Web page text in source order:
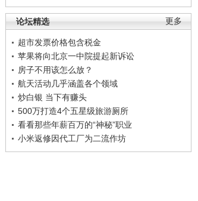
更多
论坛精选
超市发票价格包含税金
苹果将向北京一中院提起新诉讼
房子不用该怎么放？
航天活动几乎涵盖各个领域
炒白银 当下有赚头
500万打造4个五星级旅游厕所
看看那些年薪百万的“神秘”职业
小米返修因代工厂为二流作坊